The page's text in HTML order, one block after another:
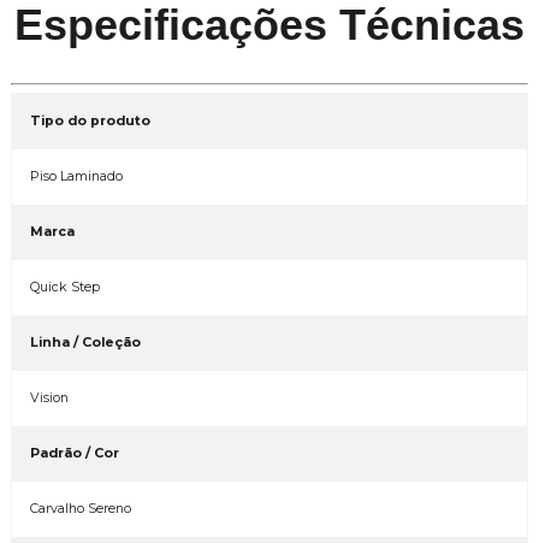
Especificações Técnicas
Tipo do produto
Piso Laminado
Marca
Quick Step
Linha / Coleção
Vision
Padrão / Cor
Carvalho Sereno